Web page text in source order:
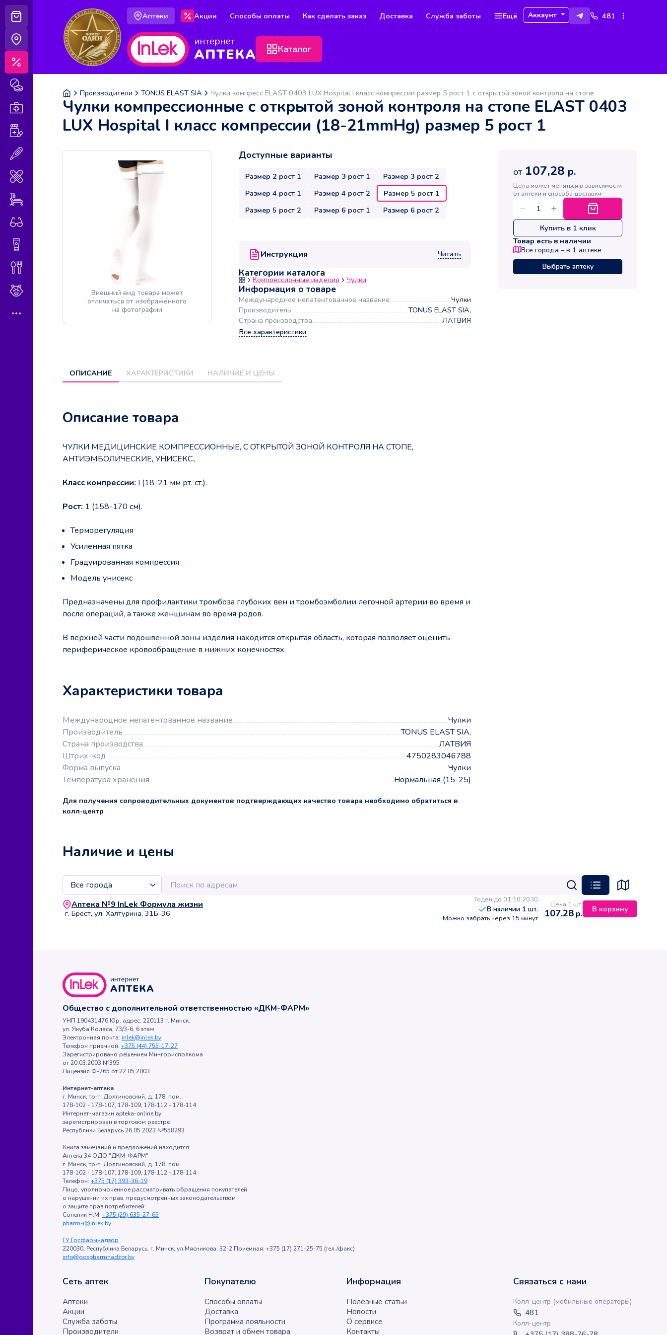
Витамины и БАДы
Медицинская техника
Аптеки Акции Способы оплаты Как сделать заказ Доставка Служба заботы Ещё Аккаунт 481
Каталог
Производители TONUS ELAST SIA Чулки компресс ELAST 0403 LUX Hospital I класс компрессии размер 5 рост 1 с открытой зоной контроля на стопе
Чулки компрессионные с открытой зоной контроля на стопе ELAST 0403
LUX Hospital I класс компрессии (18-21mmHg) размер 5 рост 1
Внешний вид товара может
отличаться от изображённого
на фотографии
Доступные варианты
Размер 2 рост 1 Размер 3 рост 1
Размер 3 рост 2
Размер 4 рост 1
Размер 4 рост 2
Размер 5 рост 1
Размер 5 рост 2
Размер 6 рост 1 Размер 6 рост 2
Инструкция Читать
Категории каталога
Компрессионные изделия Чулки
Информация о товаре
Международное непатентованное название
Чулки
Производитель
TONUS ELAST SIA,
Страна производства
ЛАТВИЯ
Все характеристики
ОПИСАНИЕ ХАРАКТЕРИСТИКИ НАЛИЧИЕ И ЦЕНЫ
Описание товара
ЧУЛКИ МЕДИЦИНСКИЕ КОМПРЕССИОННЫЕ, С ОТКРЫТОЙ ЗОНОЙ КОНТРОЛЯ НА СТОПЕ,
АНТИЭМБОЛИЧЕСКИЕ, УНИСЕКС.,
Класс компрессии: I (18-21 мм рт. ст.).
Рост: 1 (158-170 см).
Терморегуляция
Усиленная пятка
Градуированная компрессия
Модель унисекс
Предназначены для профилактики тромбоза глубоких вен и тромбоэмболии легочной артерии во время и
после операций, а также женщинам во время родов.
В верхней части подошвенной зоны изделия находится открытая область, которая позволяет оценить
периферическое кровообращение в нижних конечностях.
Характеристики товара
Международное непатентованное название
Чулки
Производитель
TONUS ELAST SIA,
Страна производства
ЛАТВИЯ
Штрих-код
4750283046788
Форма выпуска
Чулки
Температура хранения
Нормальная (15-25)
Для получения сопроводительных документов подтверждающих качество товара необходимо обратиться в
колл-центр
от 107,28 р.
Цена может меняться в зависимости
от аптеки и способа доставки
Купить в 1 клик
Товар есть в наличии
Все города – в 1 аптеке
Выбрать аптеку
Наличие и цены
Аптека №9 InLek Формула жизни
г. Брест, ул. Халтурина, 31Б-36
Годен до 01.10.2030
В наличии 1 шт.
Можно забрать через 15 минут
Цена 1 шт.
107,28 р. В корзину
Общество с дополнительной ответственностью «ДКМ-ФАРМ»
УНП 190431476 Юр. адрес: 220113 г. Минск,
ул. Якуба Коласа, 73/3-6, 6 этаж
Электронная почта: inlek@inlek.by
Телефон приемной: +375 (44) 755-17-27
Зарегистрировано решением Мингорисполкома
от 20.03.2003 №395
Лицензия Ф-265 от 22.05.2003
Интернет-аптека
г. Минск, тр-т. Долгиновский, д. 178, пом.
178-102 - 178-107, 178-109, 178-112 - 178-114
Интернет-магазин apteka-online.by
зарегистрирован в торговом реестре
Республики Беларусь 26.05.2023 №558293
Книга замечаний и предложений находится:
Аптека 34 ОДО "ДКМ-ФАРМ"
г. Минск, тр-т. Долгиновский, д. 178, пом.
178-102 - 178-107, 178-109, 178-112 - 178-114
Телефон: +375 (17) 393-36-19
Лицо, уполномоченное рассматривать обращения покупателей
о нарушении их прав, предусмотренных законодательством
о защите прав потребителей:
Соленик Н.М. +375 (29) 635-27-65
pharm-i@inlek.by
ГУ Госфармнадзор
220030, Республика Беларусь, г. Минск, ул.Мясникова, 32-2 Приемная: +375 (17) 271-25-75 (тел./факс)
info@gospharmnadzor.by
Сеть аптек
Аптеки
Акции
Служба заботы
Производители
Покупателю
Способы оплаты
Доставка
Программа лояльности
Возврат и обмен товара
Информация
Полезные статьи
Новости
О сервисе
Контакты
Связаться с нами
Колл-центр (мобильные операторы)
481
Колл-центр